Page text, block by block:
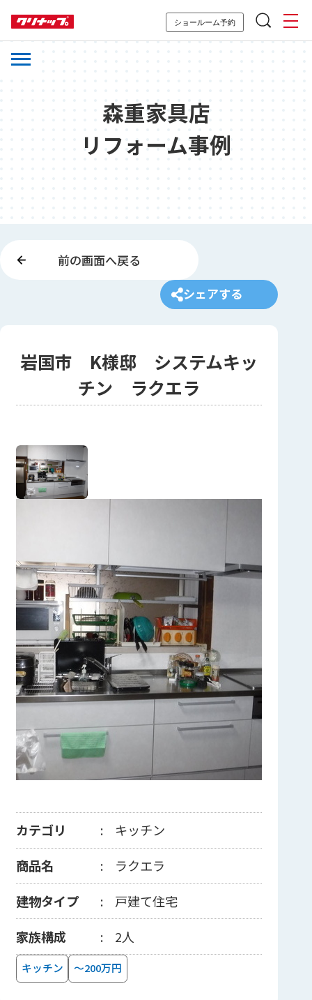
ショールーム予約
森重家具店
リフォーム事例
前の画面へ戻る
シェアする
岩国市 K様邸 システムキッ
チン ラクエラ
カテゴリ
キッチン
商品名
ラクエラ
建物タイプ
戸建て住宅
家族構成
2人
キッチン ～200万円